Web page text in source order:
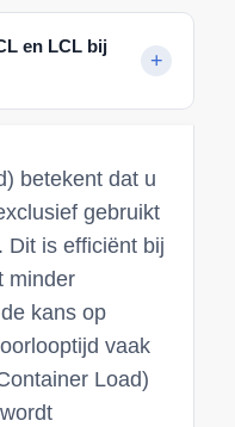
en LCL bij
betekent dat u
gebruikt
Dit is efficiënt bij
minder
kans op
vaak
Load)